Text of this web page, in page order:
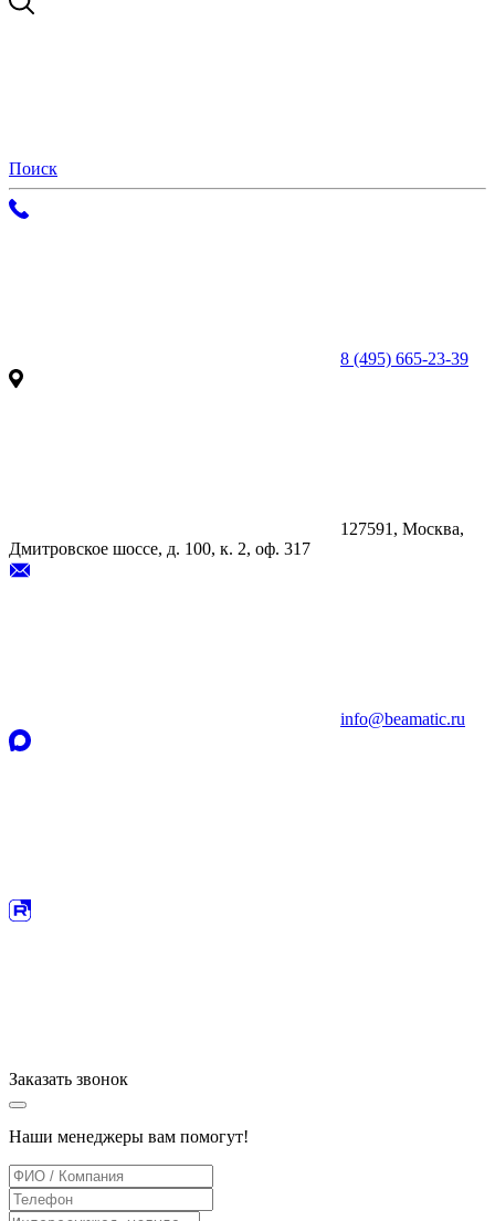
Поиск
8 (495) 665-23-39
127591, Москва,
Дмитровское шоссе, д. 100, к. 2, оф. 317
info@beamatic.ru
Заказать звонок
Наши менеджеры вам помогут!